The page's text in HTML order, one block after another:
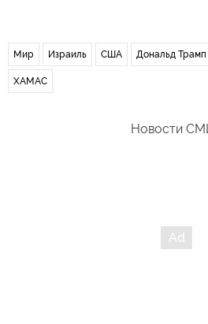
Мир Израиль США Дональд Трамп
ХАМАС
Новости